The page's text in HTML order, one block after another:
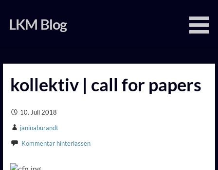
Inhalt
springen
LKM Blog
kollektiv | call for papers
10. Juli 2018
janinaburandt
Kommentar hinterlassen